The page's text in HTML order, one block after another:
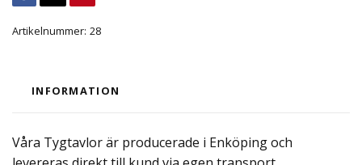
Artikelnummer: 28
INFORMATION
Våra Tygtavlor är producerade i Enköping och